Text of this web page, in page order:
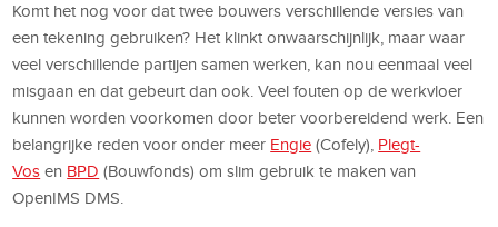
Komt het nog voor dat twee bouwers verschillende versies van
een tekening gebruiken? Het klinkt onwaarschijnlijk, maar waar
veel verschillende partijen samen werken, kan nou eenmaal veel
misgaan en dat gebeurt dan ook. Veel fouten op de werkvloer
kunnen worden voorkomen door beter voorbereidend werk. Een
belangrijke reden voor onder meer Engie (Cofely), Plegt-
Vos en BPD (Bouwfonds) om slim gebruik te maken van
OpenIMS DMS.